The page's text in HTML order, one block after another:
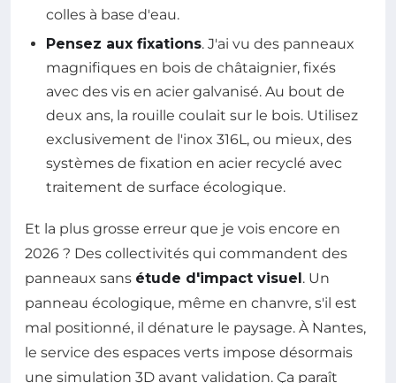
colles à base d'eau.
Pensez aux fixations. J'ai vu des panneaux
magnifiques en bois de châtaignier, fixés
avec des vis en acier galvanisé. Au bout de
deux ans, la rouille coulait sur le bois. Utilisez
exclusivement de l'inox 316L, ou mieux, des
systèmes de fixation en acier recyclé avec
traitement de surface écologique.
Et la plus grosse erreur que je vois encore en
2026 ? Des collectivités qui commandent des
panneaux sans étude d'impact visuel . Un
panneau écologique, même en chanvre, s'il est
mal positionné, il dénature le paysage. À Nantes,
le service des espaces verts impose désormais
une simulation 3D avant validation. Ça paraît